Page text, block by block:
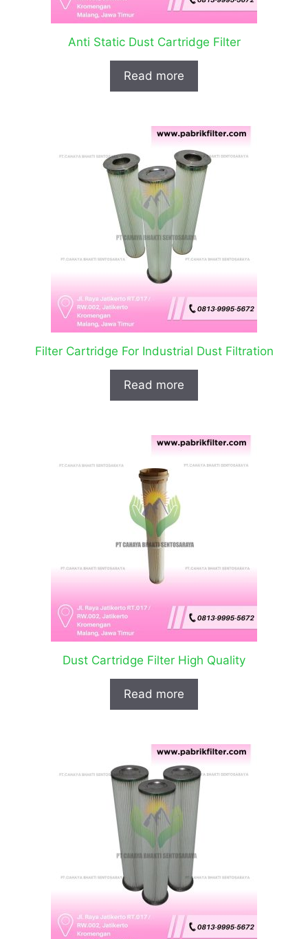
Anti Static Dust Cartridge Filter
Read more
Filter Cartridge For Industrial Dust Filtration
Read more
Dust Cartridge Filter High Quality
Read more